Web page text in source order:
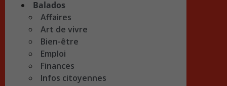
Balados
Affaires
Art de vivre
Bien-être
Emploi
Finances
Infos citoyennes